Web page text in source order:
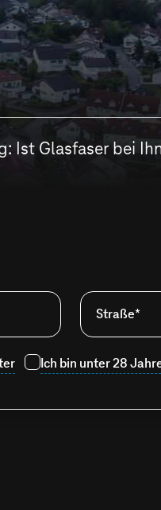
Ist Glasfaser bei
Straße*
Ich bin unter 28